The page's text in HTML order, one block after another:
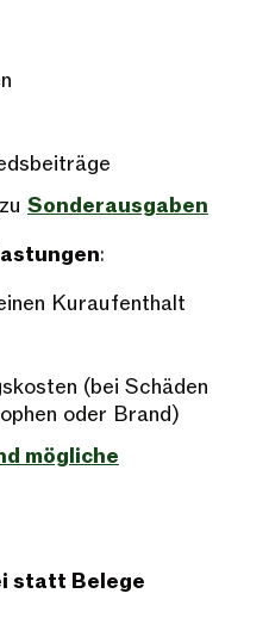
Sonderausgaben
:
Kuraufenthalt
(bei Schäden
oder Brand)
mögliche
statt Belege